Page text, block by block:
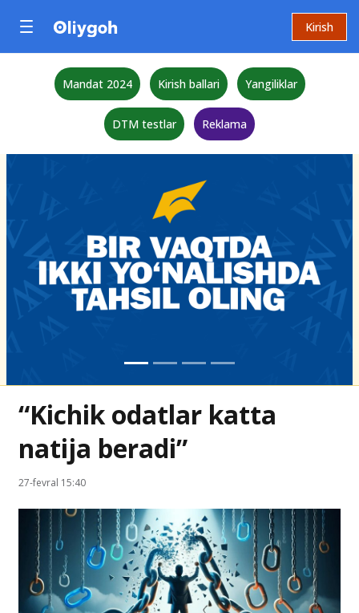
Kirish
Mandat 2024 Kirish ballari Yangiliklar
DTM testlar Reklama
“Kichik odatlar katta
natija beradi”
27-fevral 15:40